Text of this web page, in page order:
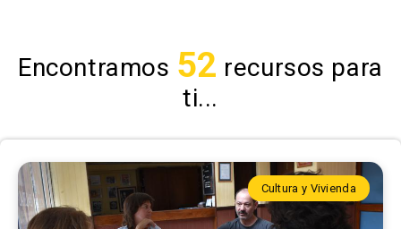
Encontramos 52 recursos para
ti...
Cultura y Vivienda